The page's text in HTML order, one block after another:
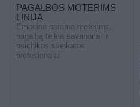
PAGALBOS MOTERIMS
LINIJA
Emocinė parama moterims,
pagalbą teikia savanoriai ir
psichikos sveikatos
profesionalai